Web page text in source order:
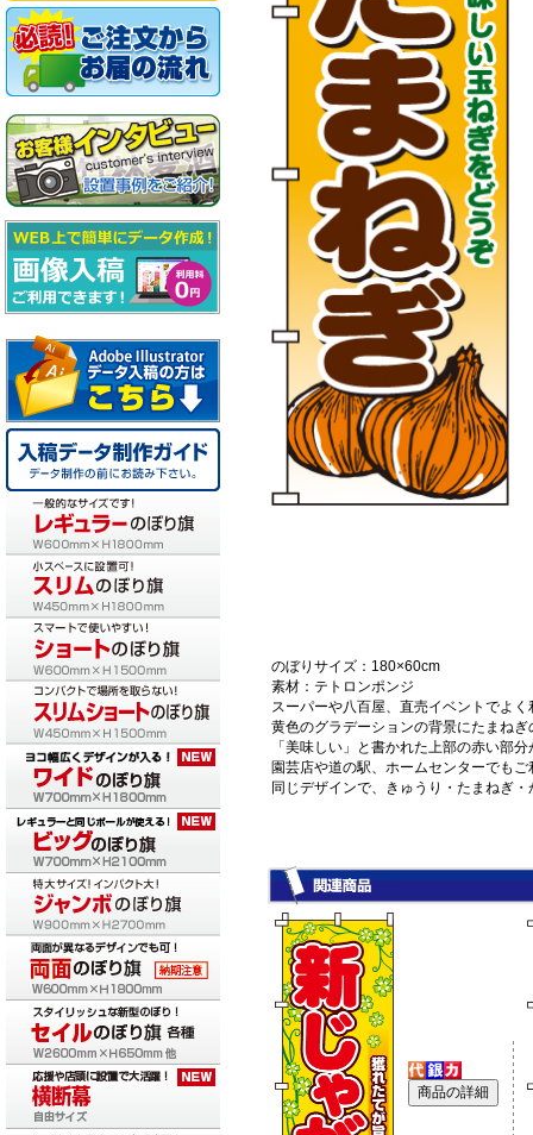
のぼりサイズ：180×60cm
素材：テトロンポンジ
スーパーや八百屋、直売イベントでよ
黄色のグラデーションの背景にたまね
「美味しい」と書かれた上部の赤い部
園芸店や道の駅、ホームセンターでも
同じデザインで、きゅうり・たまねぎ